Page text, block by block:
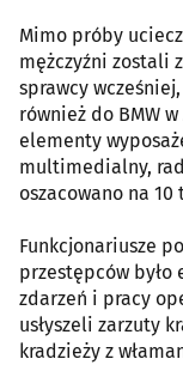
Mimo próby
mężczyźni zostali
sprawcy
również do BMW
elementy
multimedialny,
oszacowano na 10
Funkcjonariusze
przestępców było
zdarzeń i pracy
usłyszeli zarzuty
kradzieży z